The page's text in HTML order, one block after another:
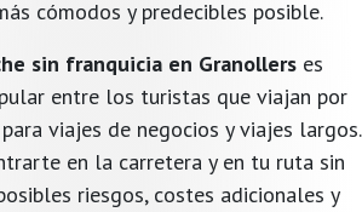
cómodos y predecibles posible.
sin franquicia en Granollerses
entre los turistas que viajan por
viajes de negocios y viajes largos.
en la carretera y en tu ruta sin
riesgos, costes adicionales y